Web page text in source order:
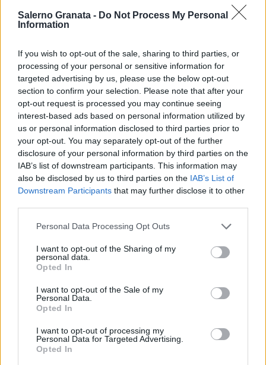
Salerno Granata - Do Not Process My Personal
Information
If you wish to opt-out of the sale, sharing to third parties, or
processing of your personal or sensitive information for
targeted advertising by us, please use the below opt-out
section to confirm your selection. Please note that after your
opt-out request is processed you may continue seeing
interest-based ads based on personal information utilized by
us or personal information disclosed to third parties prior to
your opt-out. You may separately opt-out of the further
disclosure of your personal information by third parties on the
IAB’s list of downstream participants. This information may
also be disclosed by us to third parties on the IAB’s List of
Downstream Participants that may further disclose it to other
Personal Data Processing Opt Outs
I want to opt-out of the Sharing of my
personal data.
Opted In
I want to opt-out of the Sale of my
Personal Data.
Opted In
I want to opt-out of processing my
Personal Data for Targeted Advertising.
Opted In